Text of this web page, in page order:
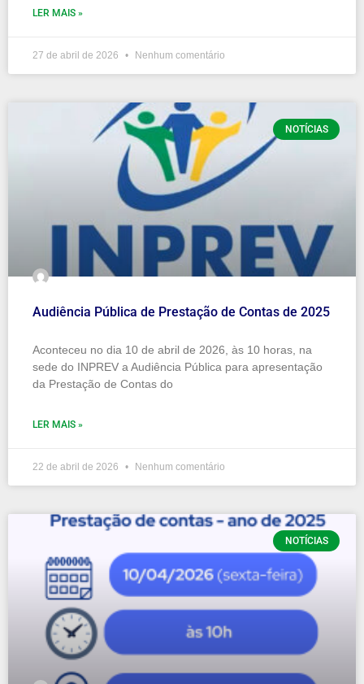
LER MAIS »
27 de abril de 2026 Nenhum comentário
NOTÍCIAS
Audiência Pública de Prestação de Contas de 2025
Aconteceu no dia 10 de abril de 2026, às 10 horas, na
sede do INPREV a Audiência Pública para apresentação
da Prestação de Contas do
LER MAIS »
22 de abril de 2026 Nenhum comentário
NOTÍCIAS